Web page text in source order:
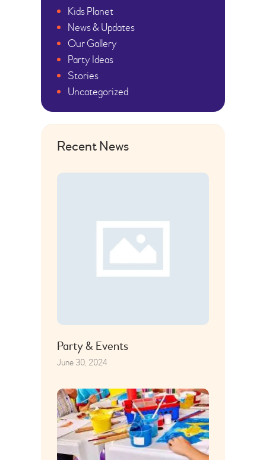
Kids Planet
News & Updates
Our Gallery
Party Ideas
Stories
Uncategorized
Recent News
Party & Events
June 30, 2024